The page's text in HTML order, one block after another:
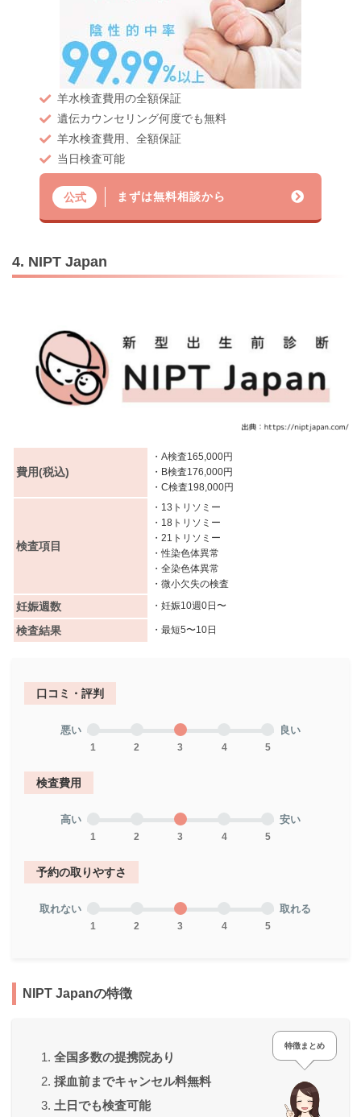
羊水検査費用の全額保証
遺伝カウンセリング何度でも無料
羊水検査費用、全額保証
当日検査可能
公式 まずは無料相談から
4. NIPT Japan
費用(税込)
・A検査165,000円
・B検査176,000円
・C検査198,000円
検査項目
・13トリソミー
・18トリソミー
・21トリソミー
・性染色体異常
・全染色体異常
・微小欠失の検査
妊娠週数 ・妊娠10週0日〜
検査結果 ・最短5〜10日
口コミ・評判
悪い
1 2 3 4 5
良い
検査費用
高い
1 2 3 4 5
安い
予約の取りやすさ
取れない
1 2 3 4 5
取れる
NIPT Japanの特徴
全国多数の提携院あり
採血前までキャンセル料無料
土日でも検査可能
特徴まとめ